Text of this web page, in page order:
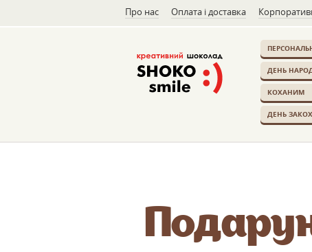
Про нас Оплата і доставка
ДЕНЬ
КОХАНИМ
ДЕНЬ